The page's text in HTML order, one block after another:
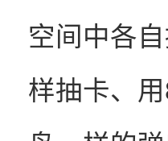
空间中各
样抽卡、